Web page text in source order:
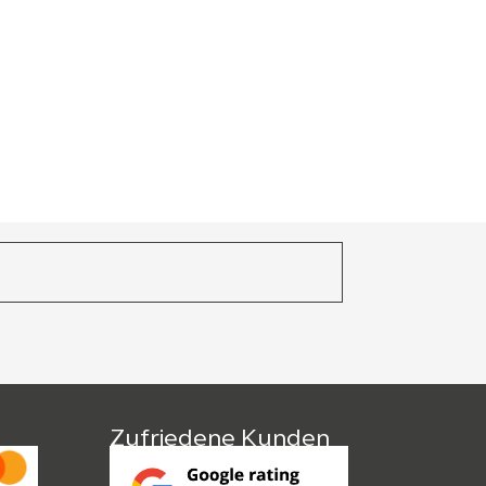
Zufriedene Kunden